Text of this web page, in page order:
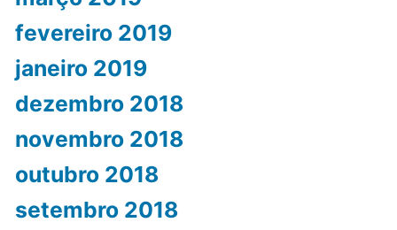
fevereiro 2019
janeiro 2019
dezembro 2018
novembro 2018
outubro 2018
setembro 2018